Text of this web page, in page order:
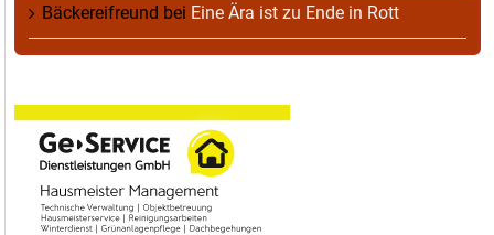
Bäckereifreund bei Eine Ära ist zu Ende in Rott